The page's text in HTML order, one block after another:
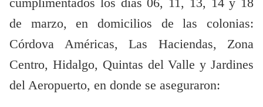
cumplimentados los días 06, 11, 13, 14 y 18
de marzo, en domicilios de las colonias:
Córdova Américas, Las Haciendas, Zona
Centro, Hidalgo, Quintas del Valle y Jardines
del Aeropuerto, en donde se aseguraron: